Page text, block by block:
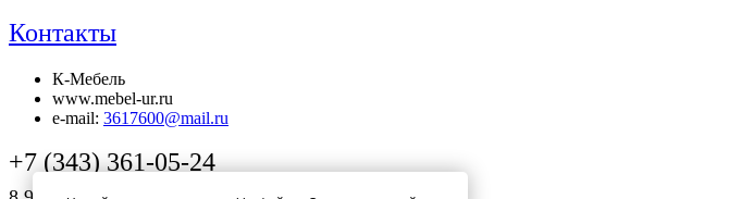
Контакты
К-Мебель
www.mebel-ur.ru
e-mail: 3617600@mail.ru
+7 (343) 361-05-24